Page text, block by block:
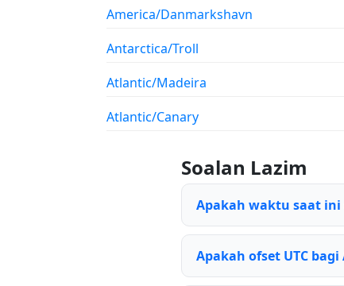
America/Danmarkshavn
Antarctica/Troll
Atlantic/Madeira
Atlantic/Canary
Soalan Lazim
Apakah waktu saat
Apakah ofset UTC